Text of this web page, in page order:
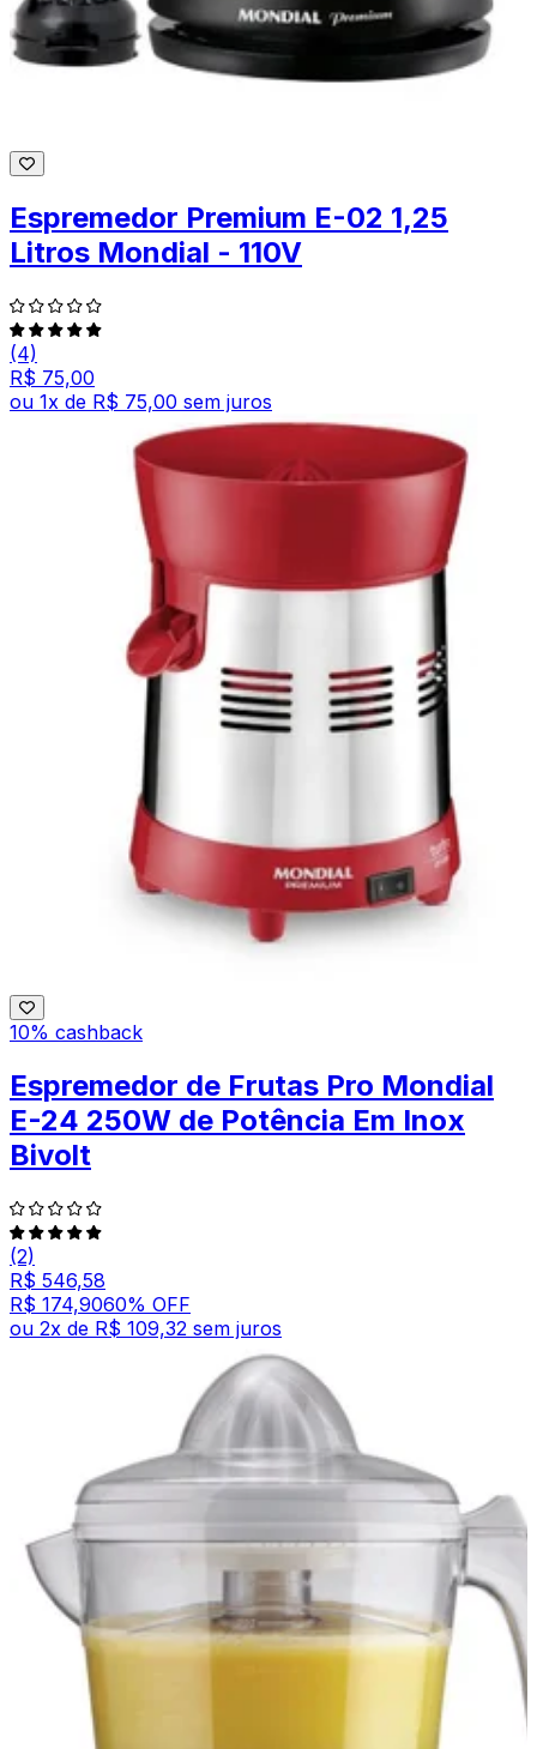
Espremedor Premium E-02 1,25
Litros Mondial - 110V
(4)
R$ 75,00
ou 1x de R$ 75,00 sem juros
10% cashback
Espremedor de Frutas Pro Mondial
E-24 250W de Potência Em Inox
Bivolt
(2)
R$ 546,58
R$ 174,9060% OFF
ou 2x de R$ 109,32 sem juros